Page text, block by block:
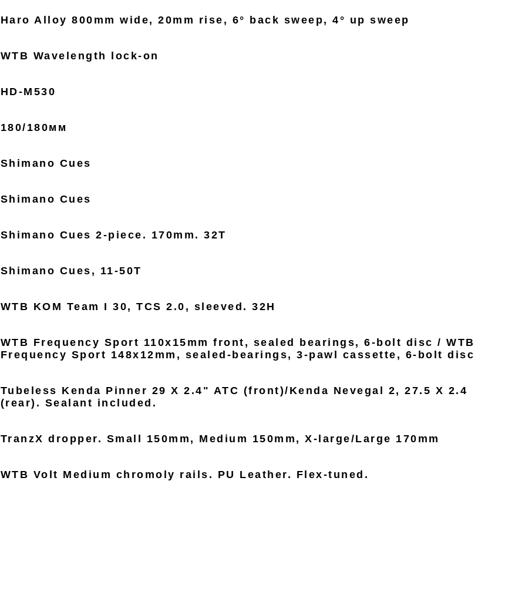
Haro Alloy 800mm wide, 20mm rise, 6° back sweep, 4° up sweep
WTB Wavelength lock-on
HD-M530
180/180мм
Shimano Cues
Shimano Cues
Shimano Cues 2-piece. 170mm. 32T
Shimano Cues, 11-50T
WTB KOM Team I 30, TCS 2.0, sleeved. 32H
WTB Frequency Sport 110x15mm front, sealed bearings, 6-bolt disc / WTB
Frequency Sport 148x12mm, sealed-bearings, 3-pawl cassette, 6-bolt disc
Tubeless Kenda Pinner 29 X 2.4" ATC (front)/Kenda Nevegal 2, 27.5 X 2.4
(rear). Sealant included.
TranzX dropper. Small 150mm, Medium 150mm, X-large/Large 170mm
WTB Volt Medium chromoly rails. PU Leather. Flex-tuned.